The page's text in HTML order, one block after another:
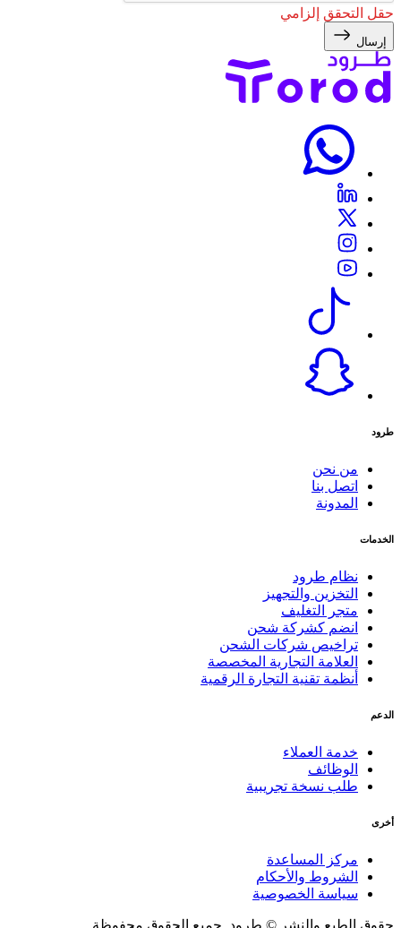
حقل التحقق إلزامي
إرسال
طرود
من نحن
اتصل بنا
المدونة
الخدمات
نظام طرود
التخزين والتجهيز
متجر التغليف
انضم كشركة شحن
تراخيص شركات الشحن
العلامة التجارية المخصصة
أنظمة تقنية التجارة الرقمية
الدعم
خدمة العملاء
الوظائف
طلب نسخة تجريبية
أخرى
مركز المساعدة
الشروط والأحكام
سياسة الخصوصية
حقوق الطبع والنشر © طرود. جميع الحقوق محفوظة.